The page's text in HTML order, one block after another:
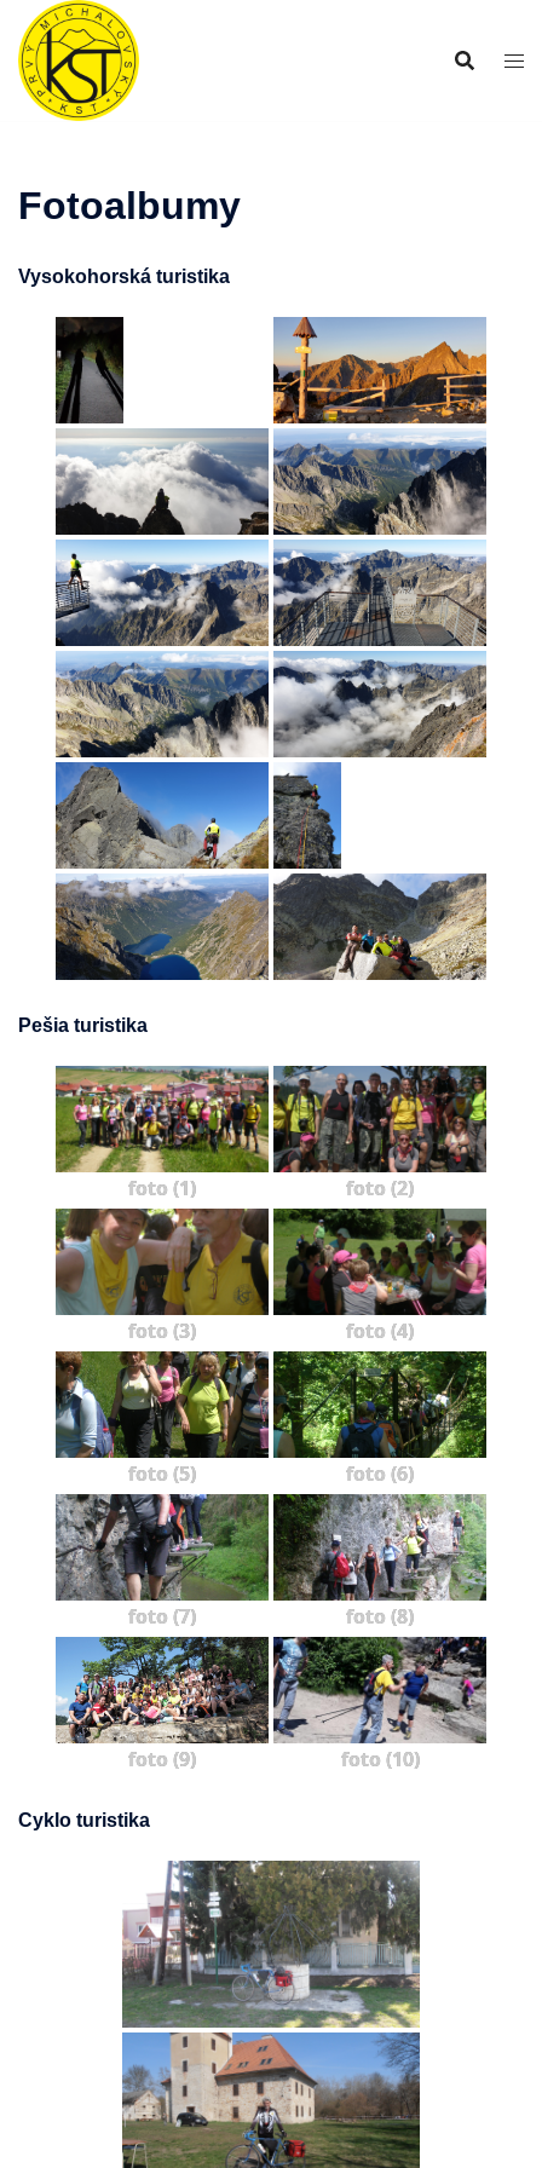
Preskočiť
obsah
Fotoalbumy
Vysokohorská turistika
Pešia turistika
foto (1) foto (2)
foto (3) foto (4)
foto (5) foto (6)
foto (7) foto (8)
foto (9) foto (10)
Cyklo turistika